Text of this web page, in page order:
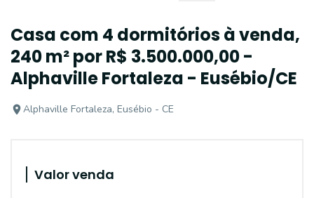
Casa com 4 dormitórios à venda,
240 m² por R$ 3.500.000,00 -
Alphaville Fortaleza - Eusébio/CE
Alphaville Fortaleza, Eusébio - CE
Valor venda